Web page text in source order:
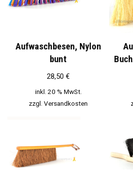
Aufwaschbesen, Nylon
bunt
28,50 €
inkl. 20 % MwSt.
zzgl. Versandkosten